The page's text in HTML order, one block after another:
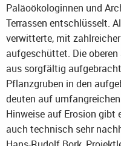
Paläoökologinnen und
Terrassen entschlüsselt.
verwitterte, mit
aufgeschüttet. Die
aus sorgfältig
Pflanzgruben in den
deuten auf
Hinweise auf Erosion gibt
auch technisch sehr